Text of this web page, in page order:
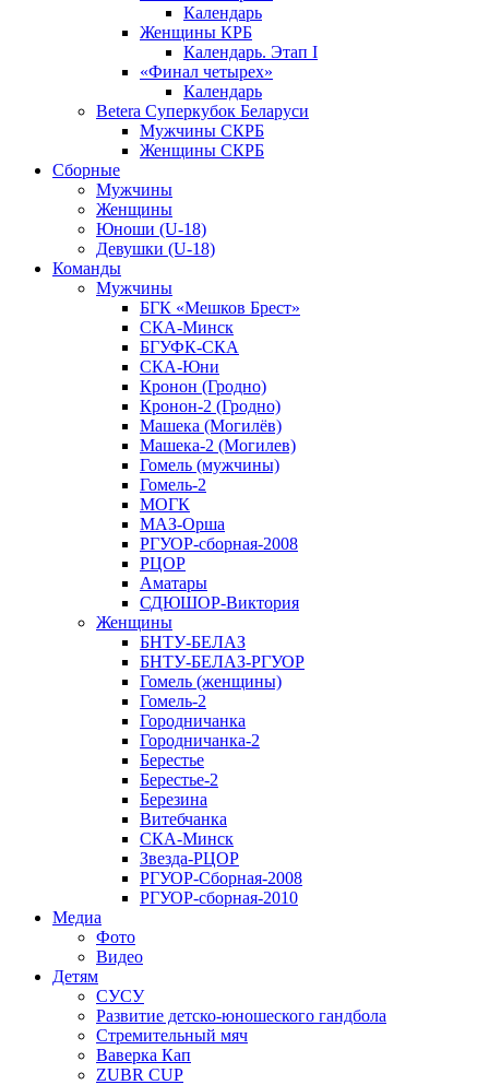
Календарь
Женщины КРБ
Календарь. Этап I
«Финал четырех»
Календарь
Betera Суперкубок Беларуси
Мужчины СКРБ
Женщины СКРБ
Сборные
Мужчины
Женщины
Юноши (U-18)
Девушки (U-18)
Команды
Мужчины
БГК «Мешков Брест»
СКА-Минск
БГУФК-СКА
СКА-Юни
Кронон (Гродно)
Кронон-2 (Гродно)
Машека (Могилёв)
Машека-2 (Могилев)
Гомель (мужчины)
Гомель-2
МОГК
МАЗ-Орша
РГУОР-сборная-2008
РЦОР
Аматары
СДЮШОР-Виктория
Женщины
БНТУ-БЕЛАЗ
БНТУ-БЕЛАЗ-РГУОР
Гомель (женщины)
Гомель-2
Городничанка
Городничанка-2
Берестье
Берестье-2
Березина
Витебчанка
СКА-Минск
Звезда-РЦОР
РГУОР-Сборная-2008
РГУОР-сборная-2010
Медиа
Фото
Видео
Детям
СУСУ
Развитие детско-юношеского гандбола
Стремительный мяч
Ваверка Кап
ZUBR CUP